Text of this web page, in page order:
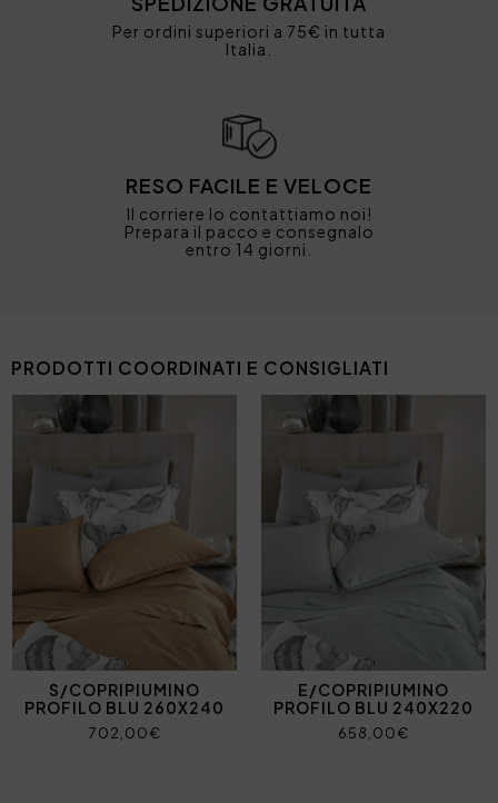
Per ordini superiori a 75€ in tutta
Italia.
RESO FACILE E VELOCE
Il corriere lo contattiamo noi!
Prepara il pacco e consegnalo
entro 14 giorni.
PRODOTTI COORDINATI E CONSIGLIATI
S/COPRIPIUMINO
PROFILO BLU 260X240
702,00€
E/COPRIPIUMINO
PROFILO BLU 240X220
658,00€